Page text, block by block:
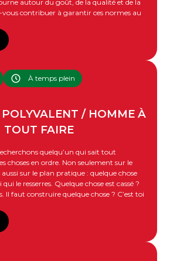
autour du goût, de la qualité et de la
contribuer à garantir ces normes au
À temps plein
POLYVALENT / HOMME À
TOUT FAIRE
quelqu’un qui sait tout
choses en ordre. Non seulement sur le
sur le plan pratique : quelque chose
qui le resserres. Quelque chose est cassé ?
Il faut construire quelque chose ? C’est toi